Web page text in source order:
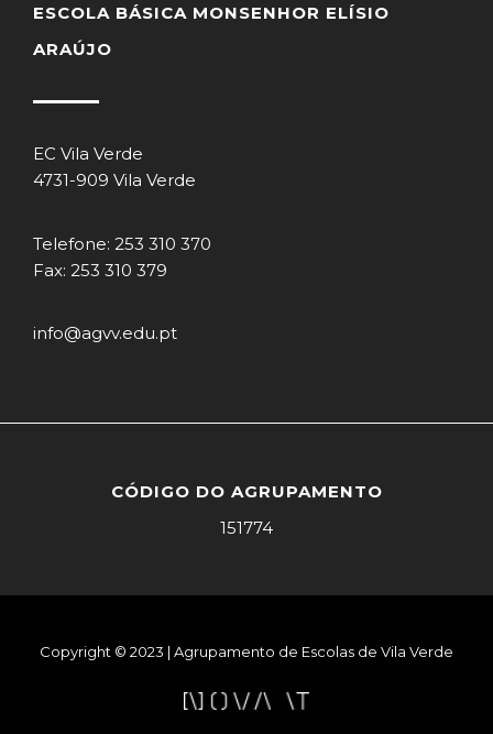
ESCOLA BÁSICA MONSENHOR ELÍSIO
ARAÚJO
EC Vila Verde
4731-909 Vila Verde
Telefone: 253 310 370
Fax: 253 310 379
info@agvv.edu.pt
CÓDIGO DO AGRUPAMENTO
151774
Copyright © 2023 | Agrupamento de Escolas de Vila Verde